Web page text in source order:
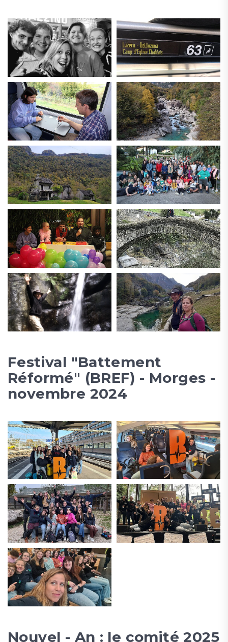
Festival "Battement
Réformé" (BREF) - Morges -
novembre 2024
Nouvel - An : le comité 2025